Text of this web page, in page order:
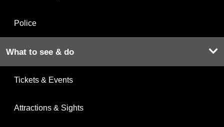
Police
What to see & do
Tickets & Events
Attractions & Sights